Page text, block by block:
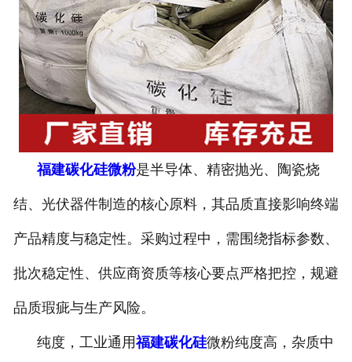
福建碳化硅微粉是半导体、精密抛光、陶瓷烧
结、光伏器件制造的核心原料，其品质直接影响终端
产品精度与稳定性。采购过程中，需围绕指标参数、
批次稳定性、供应商资质等核心要点严格把控，规避
品质瑕疵与生产风险。
纯度，工业通用福建碳化硅微粉纯度高，杂质中